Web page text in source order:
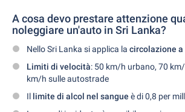
A cosa devo prestare attenzione
noleggiare un'auto in Sri Lanka?
Nello Sri Lanka si applica la circolazione
Limiti di velocità: 50 km/h urbano, 70
km/h sulle autostrade
Il limite di alcol nel sangue è di 0,8 per